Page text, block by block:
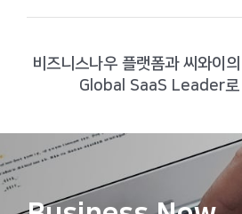
비즈니스나우 플랫폼과 씨와이
Global SaaS Leader로